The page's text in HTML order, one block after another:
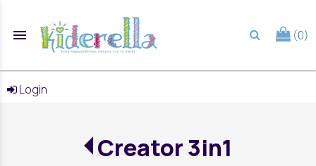
menu (0)
Login
Creator 3in1